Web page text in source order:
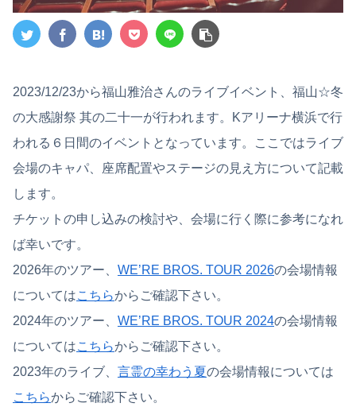
2023/12/23から福山雅治さんのライブイベント、福山☆冬
の大感謝祭 其の二十一が行われます。Kアリーナ横浜で行
われる６日間のイベントとなっています。ここではライブ
会場のキャパ、座席配置やステージの見え方について記載
します。
チケットの申し込みの検討や、会場に行く際に参考になれ
ば幸いです。
2026年のツアー、 WE’RE BROS. TOUR 2026の会場情報
についてはこちらからご確認下さい。
2024年のツアー、 WE’RE BROS. TOUR 2024の会場情報
についてはこちらからご確認下さい。
2023年のライブ、 言霊の幸わう夏の会場情報については
こちらからご確認下さい。